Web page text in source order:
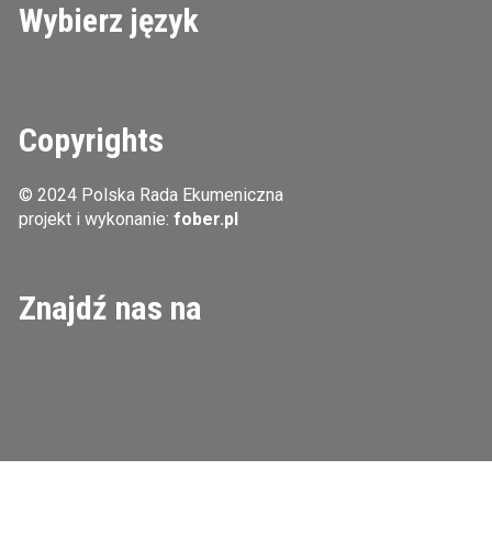
Wybierz język
Copyrights
© 2024 Polska Rada Ekumeniczna
projekt i wykonanie: fober.pl
Znajdź nas na